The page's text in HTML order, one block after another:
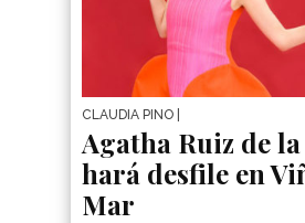
CLAUDIA PINO
Agatha Ruiz de
hará desfile en
Mar